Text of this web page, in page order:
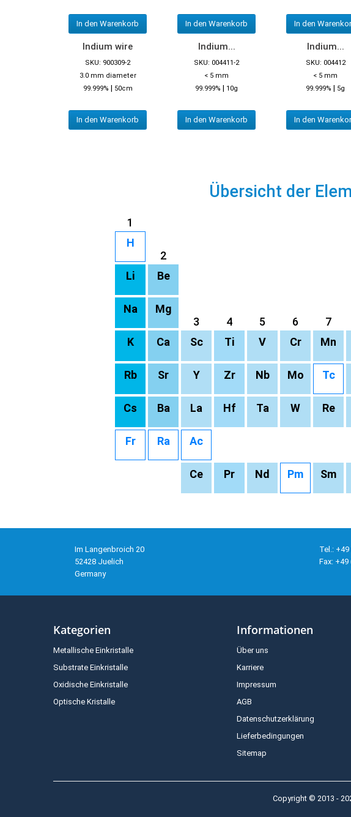
In den Warenkorb In den Warenkorb In den
Indium wire
SKU: 900309-2
3.0 mm diameter
99.999% | 50cm
In den Warenkorb
Indium...
SKU: 004411-2
< 5 mm
99.999% | 10g
In den Warenkorb
Indium...
SKU: 004412
< 5 mm
99.999% | 5g
In den
Übersicht der
1
H
2
Li Be
Na
Mg
3
4 5 6 7
K Ca Sc Ti V Cr Mn
Rb Sr Y Zr Nb Mo Tc
Cs Ba La Hf Ta W Re
Fr Ra Ac
Ce Pr Nd Pm Sm
Im Langenbroich 20
52428 Juelich
Germany
Tel.:
Fax: +49
Kategorien
Metallische Einkristalle
Substrate Einkristalle
Oxidische Einkristalle
Optische Kristalle
Informationen
Über uns
Karriere
Impressum
AGB
Datenschutzerklärung
Lieferbedingungen
Sitemap
Copyright © 2013 -